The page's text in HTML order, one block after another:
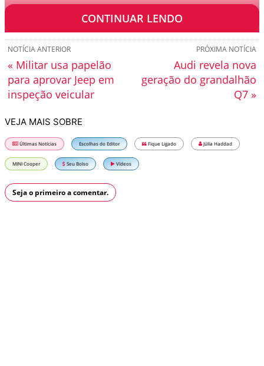
6,1 segundos e velocidade máxima de 250 km/h.
CONTINUAR LENDO
PRÓXIMA NOTÍCIA
Audi revela nova
geração do grandalhão
Q7 »
NOTÍCIA ANTERIOR
« Militar usa papelão
para aprovar Jeep em
inspeção veicular
VEJA MAIS SOBRE
Últimas Notícias Escolhas do Editor Fique Ligado Júlia Haddad
MINI Cooper Seu Bolso Vídeos
Seja o primeiro a comentar.